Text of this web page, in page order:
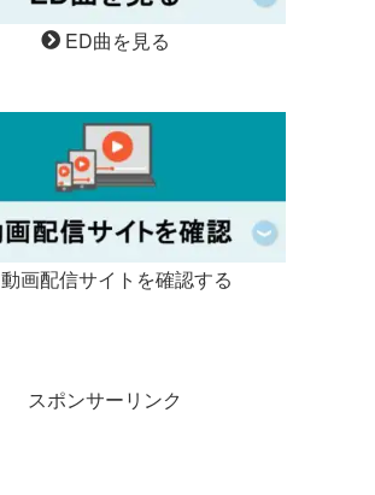
ED曲を見る
動画配信サイトを確認する
スポンサーリンク